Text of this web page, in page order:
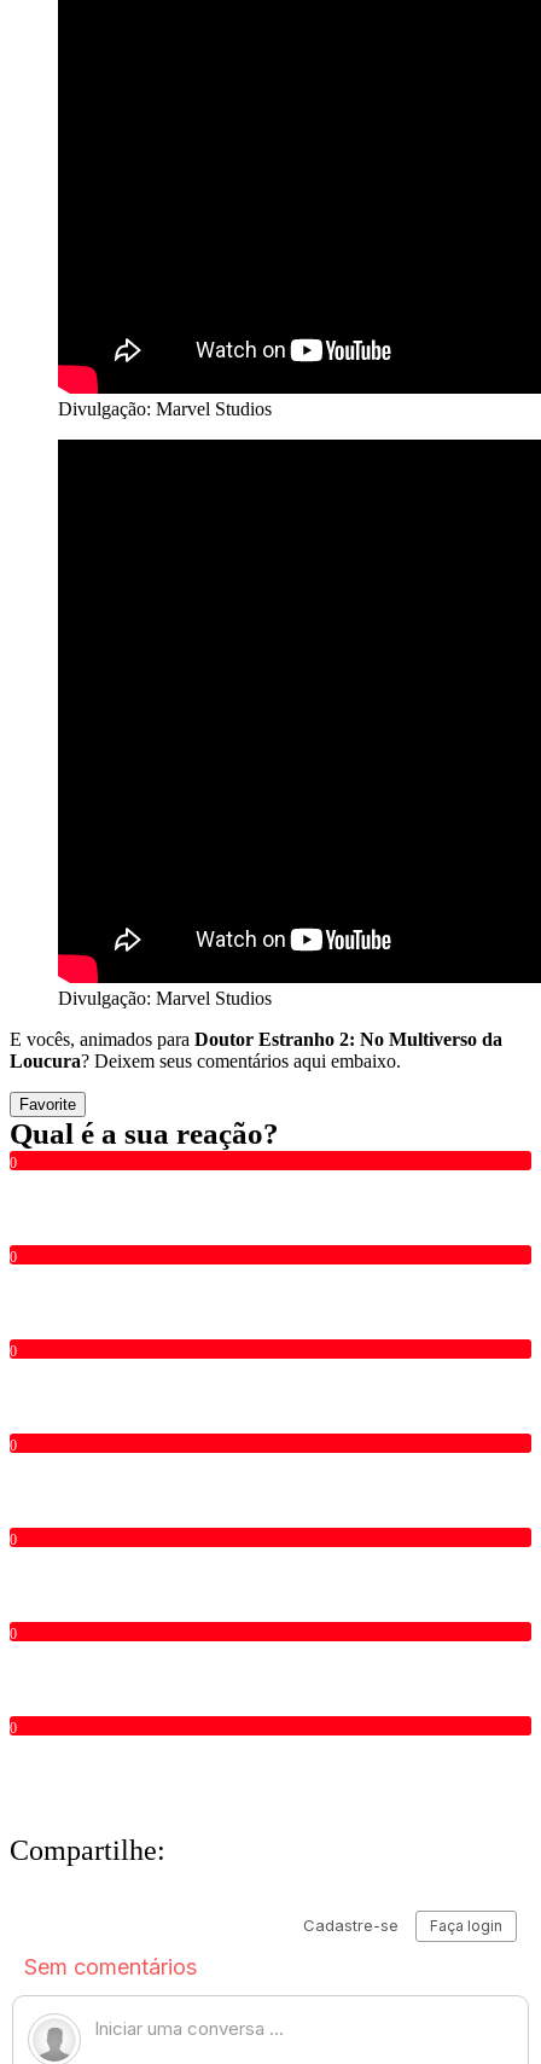
Divulgação: Marvel Studios
Divulgação: Marvel Studios
E vocês, animados para Doutor Estranho 2: No Multiverso da
Loucura? Deixem seus comentários aqui embaixo.
Favorite
Qual é a sua reação?
0
0
0
0
0
0
0
Compartilhe: